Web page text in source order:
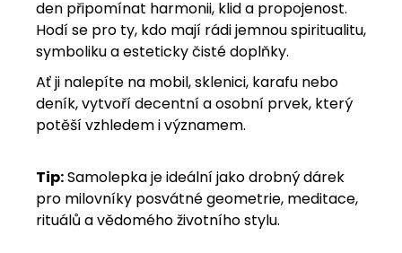
den připomínat harmonii, klid a propojenost.
Hodí se pro ty, kdo mají rádi jemnou spiritualitu,
symboliku a esteticky čisté doplňky.
Ať ji nalepíte na mobil, sklenici, karafu nebo
deník, vytvoří decentní a osobní prvek, který
potěší vzhledem i významem.
Tip:Samolepka je ideální jako drobný dárek
pro milovníky posvátné geometrie, meditace,
rituálů a vědomého životního stylu.